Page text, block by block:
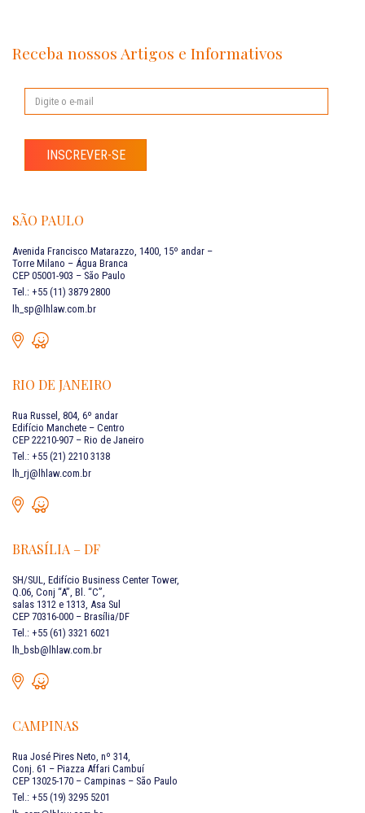
Receba nossos Artigos e Informativos
INSCREVER-SE
SÃO PAULO
Avenida Francisco Matarazzo, 1400, 15º andar –
Torre Milano – Água Branca
CEP 05001-903 – São Paulo
Tel.: +55 (11) 3879 2800
lh_sp@lhlaw.com.br
RIO DE JANEIRO
Rua Russel, 804, 6º andar
Edifício Manchete – Centro
CEP 22210-907 – Rio de Janeiro
Tel.: +55 (21) 2210 3138
lh_rj@lhlaw.com.br
BRASÍLIA – DF
SH/SUL, Edifício Business Center Tower,
Q.06, Conj “A”, Bl. “C”,
salas 1312 e 1313, Asa Sul
CEP 70316-000 – Brasília/DF
Tel.: +55 (61) 3321 6021
lh_bsb@lhlaw.com.br
CAMPINAS
Rua José Pires Neto, nº 314,
Conj. 61 – Piazza Affari Cambuí
CEP 13025-170 – Campinas – São Paulo
Tel.: +55 (19) 3295 5201